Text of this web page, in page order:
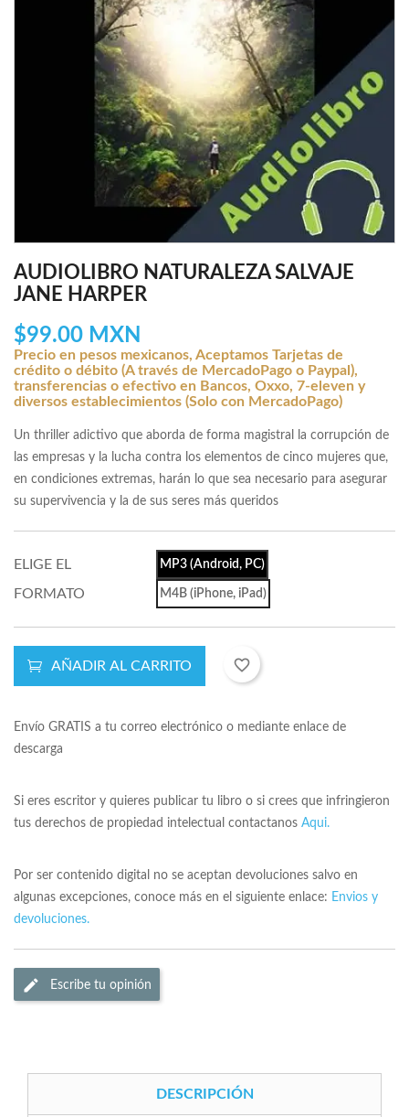
AUDIOLIBRO NATURALEZA SALVAJE
JANE HARPER
$99.00 MXN
Precio en pesos mexicanos, Aceptamos Tarjetas de
crédito o débito (A través de MercadoPago o Paypal),
transferencias o efectivo en Bancos, Oxxo, 7-eleven y
diversos establecimientos (Solo con MercadoPago)
Un thriller adictivo que aborda de forma magistral la corrupción de
las empresas y la lucha contra los elementos de cinco mujeres que,
en condiciones extremas, harán lo que sea necesario para asegurar
su supervivencia y la de sus seres más queridos
ELIGE EL
FORMATO
MP3 (Android, PC)
M4B (iPhone, iPad)
AÑADIR AL CARRITO favorite_border
Envío GRATIS a tu correo electrónico o mediante enlace de
descarga
Si eres escritor y quieres publicar tu libro o si crees que infringieron
tus derechos de propiedad intelectual contactanos Aqui.
Por ser contenido digital no se aceptan devoluciones salvo en
algunas excepciones, conoce más en el siguiente enlace: Envios y
devoluciones.
Escribe tu opinión
DESCRIPCIÓN